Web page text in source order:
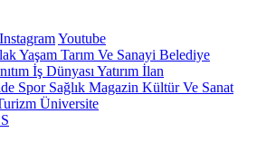
InstagramYoutube
Yaşam Tarım Ve Sanayi Belediye
İş Dünyası Yatırım İlan
SporSağlık Magazin Kültür Ve Sanat
Üniversite